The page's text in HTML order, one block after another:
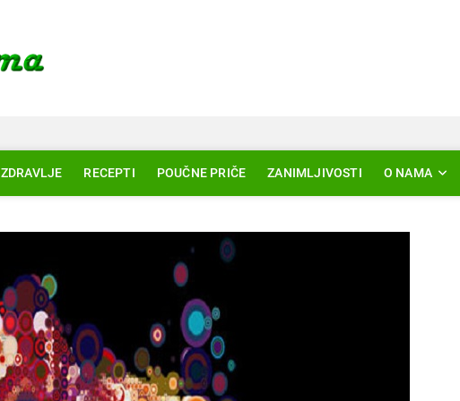
ZDRAVLJE RECEPTI POUČNE PRIČE ZANIMLJIVOSTI O NAMA